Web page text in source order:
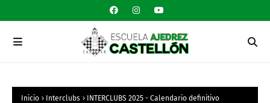
Inicio Interclubs INTERCLUBS 2025 - Calendario definitivo